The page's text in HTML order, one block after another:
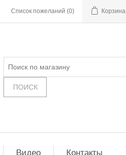
Список пожеланий (0) Корзина
Видео Контакты